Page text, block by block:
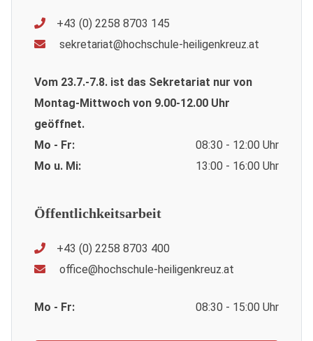
+43 (0) 2258 8703 145
sekretariat@hochschule-heiligenkreuz.at
Vom 23.7.-7.8. ist das Sekretariat nur von
Montag-Mittwoch von 9.00-12.00 Uhr
geöffnet.
Mo - Fr:
08:30 - 12:00 Uhr
Mo u. Mi:
13:00 - 16:00 Uhr
Öffentlichkeitsarbeit
+43 (0) 2258 8703 400
office@hochschule-heiligenkreuz.at
Mo - Fr: 08:30 - 15:00 Uhr